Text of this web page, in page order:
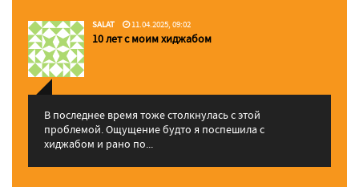
SALAT 11.04.2025, 09:02
10 лет с моим хиджабом
В последнее время тоже столкнулась с этой
проблемой. Ощущение будто я поспешила с
хиджабом и рано по...